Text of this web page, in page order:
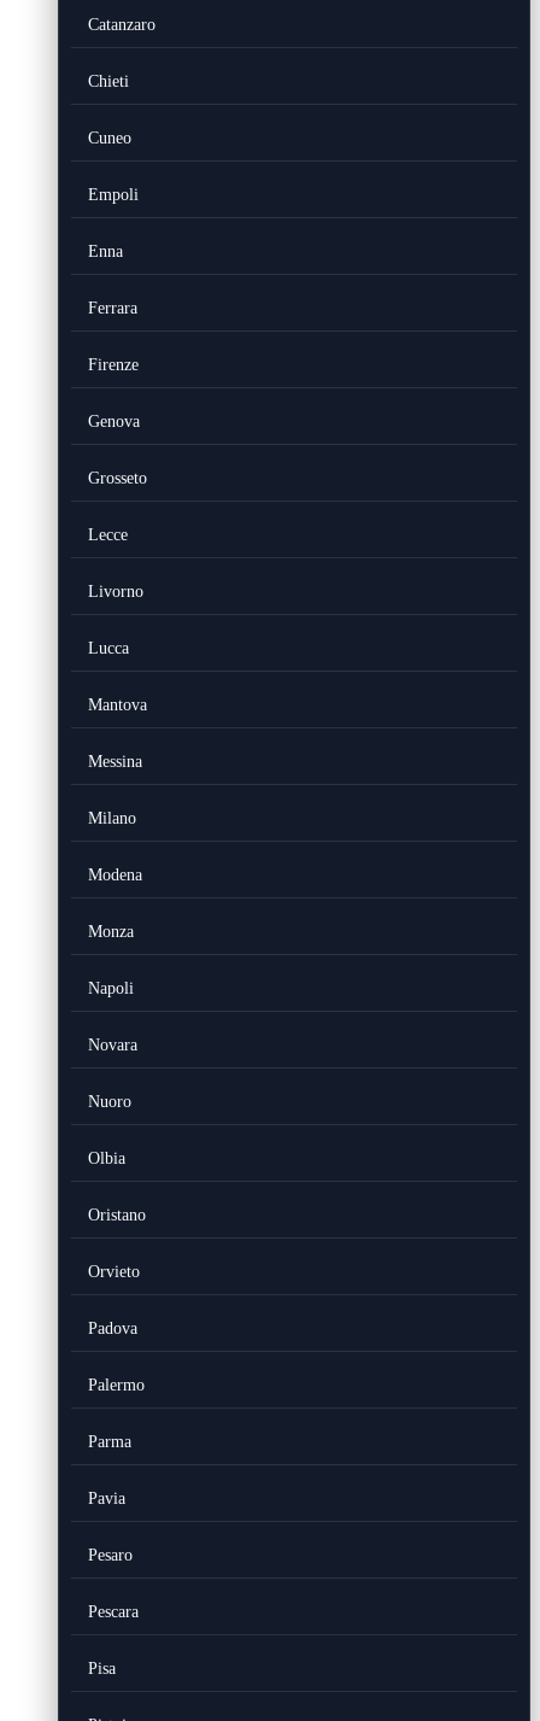
Catanzaro
Chieti
Cuneo
Empoli
Enna
Ferrara
Firenze
Genova
Grosseto
Lecce
Livorno
Lucca
Mantova
Messina
Milano
Modena
Monza
Napoli
Novara
Nuoro
Olbia
Oristano
Orvieto
Padova
Palermo
Parma
Pavia
Pesaro
Pescara
Pisa